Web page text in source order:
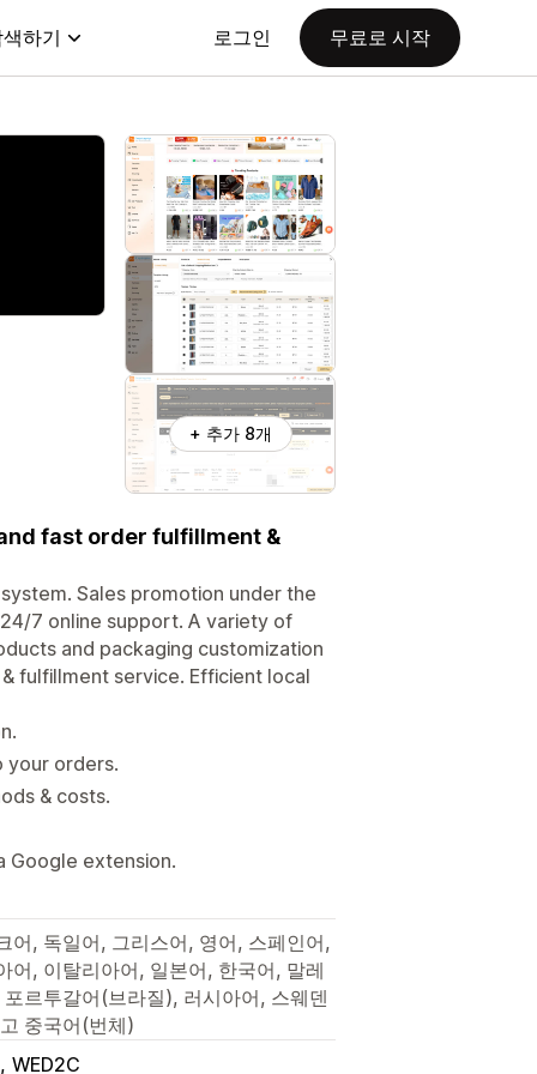
하기 로그인 무료로 시작
+ 추가 8개
fast order fulfillment &
Sales promotion under the
7 online support. A variety of
and packaging customization
fulfillment service. Efficient local
your orders.
& costs.
Google extension.
어, 독일어, 그리스어, 영어, 스페인어,
어, 이탈리아어, 일본어, 한국어, 말레
르투갈어(브라질), 러시아어, 스웨덴
중국어(번체)
WED2C